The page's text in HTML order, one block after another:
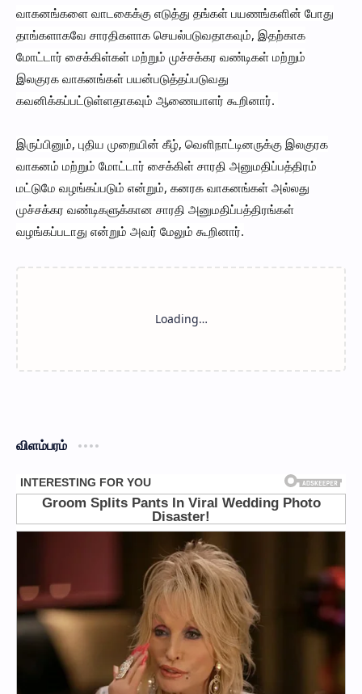
வாகனங்களை வாடகைக்கு எடுத்து தங்கள் பயணங்களின் போது
தாங்களாகவே சாரதிகளாக செயல்படுவதாகவும், இதற்காக
மோட்டார் சைக்கிள்கள் மற்றும் முச்சக்கர வண்டிகள் மற்றும்
இலகுரக வாகனங்கள் பயன்படுத்தப்படுவது
கவனிக்கப்பட்டுள்ளதாகவும் ஆணையாளர் கூறினார்.
இருப்பினும், புதிய முறையின் கீழ், வெளிநாட்டினருக்கு இலகுரக
வாகனம் மற்றும் மோட்டார் சைக்கிள் சாரதி அனுமதிப்பத்திரம்
மட்டுமே வழங்கப்படும் என்றும், கனரக வாகனங்கள் அல்லது
முச்சக்கர வண்டிகளுக்கான சாரதி அனுமதிப்பத்திரங்கள்
வழங்கப்படாது என்றும் அவர் மேலும் கூறினார்.
விளம்பரம்